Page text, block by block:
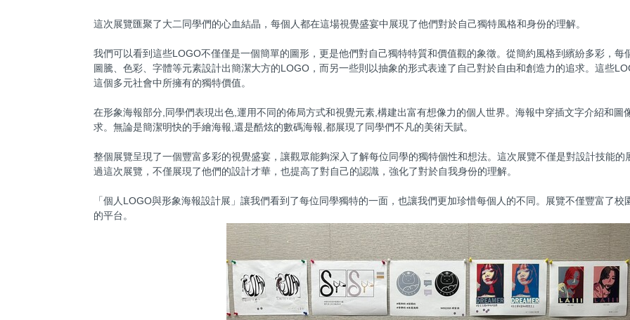
這次展覽匯聚了大二同學們的心血結晶，每個人都在這場視覺盛宴中展現了他們對於自己獨特風格和身份的理解。
我們可以看到這些LOGO不僅僅是一個簡單的圖形，更是他們對自己獨特特質和價值觀的象徵。從簡約風格到繽紛多彩，
圖騰、色彩、字體等元素設計出簡潔大方的LOGO，而另一些則以抽象的形式表達了自己對於自由和創造力的追求。這些
這個多元社會中所擁有的獨特價值。
在形象海報部分,同學們表現出色,運用不同的佈局方式和視覺元素,構建出富有想像力的個人世界。海報中穿插文字介紹和
求。無論是簡潔明快的手繪海報,還是酷炫的數碼海報,都展現了同學們不凡的美術天賦。
整個展覽呈現了一個豐富多彩的視覺盛宴，讓觀眾能夠深入了解每位同學的獨特個性和想法。這次展覽不僅是對設計技能
過這次展覽，不僅展現了他們的設計才華，也提高了對自己的認識，強化了對於自我身份的理解。
「個人LOGO與形象海報設計展」讓我們看到了每位同學獨特的一面，也讓我們更加珍惜每個人的不同。展覽不僅豐富了
的平台。